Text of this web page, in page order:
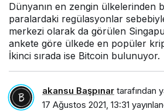
Dünyanın en zengin ülkelerinden
paralardaki regülasyonlar
merkezi olarak da görülen
ankete göre ülkede en popüler
İkinci sırada ise Bitcoin bulunuyor.
akansu Başpınar tarafından
17 Ağustos 2021, 13:31